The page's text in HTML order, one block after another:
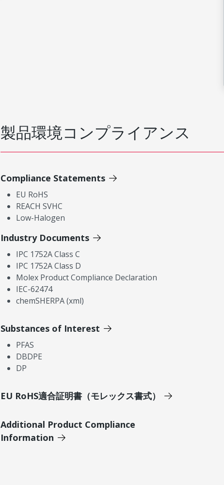
製品環境コンプライアンス
Compliance Statements
EU RoHS
REACH SVHC
Low-Halogen
Industry Documents
IPC 1752A Class C
IPC 1752A Class D
Molex Product Compliance Declaration
IEC-62474
chemSHERPA (xml)
Substances of Interest
PFAS
DBDPE
DP
EU RoHS適合証明書（モレックス書式）
Additional Product Compliance
Information